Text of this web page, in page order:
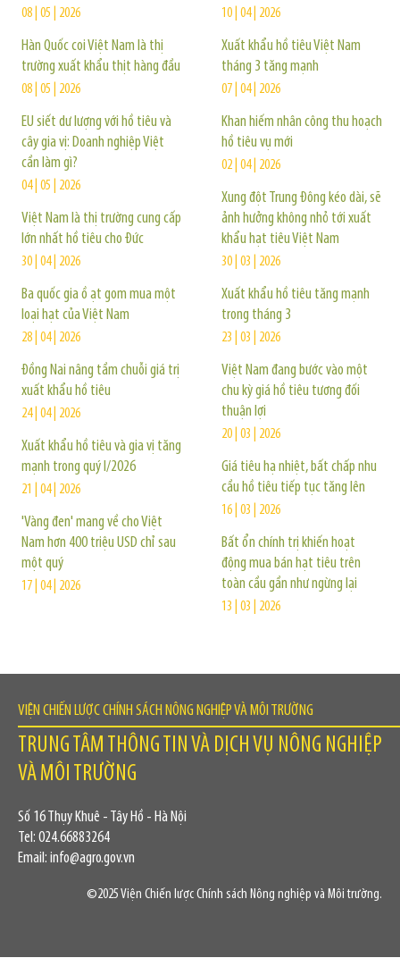
08 | 05 | 2026
Hàn Quốc coi Việt Nam là thị
trường xuất khẩu thịt hàng đầu
08 | 05 | 2026
EU siết dư lượng với hồ tiêu và
cây gia vị: Doanh nghiệp Việt
cần làm gì?
04 | 05 | 2026
Việt Nam là thị trường cung cấp
lớn nhất hồ tiêu cho Đức
30 | 04 | 2026
Ba quốc gia ồ ạt gom mua một
loại hạt của Việt Nam
28 | 04 | 2026
Đồng Nai nâng tầm chuỗi giá trị
xuất khẩu hồ tiêu
24 | 04 | 2026
Xuất khẩu hồ tiêu và gia vị tăng
mạnh trong quý I/2026
21 | 04 | 2026
'Vàng đen' mang về cho Việt
Nam hơn 400 triệu USD chỉ sau
một quý
17 | 04 | 2026
10 | 04 | 2026
Xuất khẩu hồ tiêu Việt Nam
tháng 3 tăng mạnh
07 | 04 | 2026
Khan hiếm nhân công thu hoạch
hồ tiêu vụ mới
02 | 04 | 2026
Xung đột Trung Đông kéo dài, sẽ
ảnh hưởng không nhỏ tới xuất
khẩu hạt tiêu Việt Nam
30 | 03 | 2026
Xuất khẩu hồ tiêu tăng mạnh
trong tháng 3
23 | 03 | 2026
Việt Nam đang bước vào một
chu kỳ giá hồ tiêu tương đối
thuận lợi
20 | 03 | 2026
Giá tiêu hạ nhiệt, bất chấp nhu
cầu hồ tiêu tiếp tục tăng lên
16 | 03 | 2026
Bất ổn chính trị khiến hoạt
động mua bán hạt tiêu trên
toàn cầu gần như ngừng lại
13 | 03 | 2026
VIỆN CHIẾN LƯỢC CHÍNH SÁCH NÔNG NGHIỆP VÀ MÔI TRƯỜNG
TRUNG TÂM THÔNG TIN VÀ DỊCH VỤ NÔNG NGHIỆP
VÀ MÔI TRƯỜNG
Số 16 Thụy Khuê - Tây Hồ - Hà Nội
Tel: 024.66883264
Email: info@agro.gov.vn
©2025 Viện Chiến lược Chính sách Nông nghiệp và Môi trường.